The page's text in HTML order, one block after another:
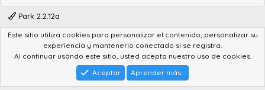
Park 2.2.12a
Community platform by XenForo® © 2010-2022 XenForo Ltd.
Advanced Forum Stats by AddonFlare - Premium XF2 Addons
Feedback SystembyXenCentral.com
StylesFactory.pl
Este sitio utiliza cookies para personalizar el contenido, personalizar su
experiencia y mantenerlo conectado si se registra.
Al continuar usando este sitio, usted acepta nuestro uso de cookies.
Aceptar
Aprender más...